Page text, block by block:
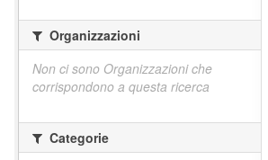
Organizzazioni
Non ci sono Organizzazioni che
corrispondono a questa ricerca
Categorie